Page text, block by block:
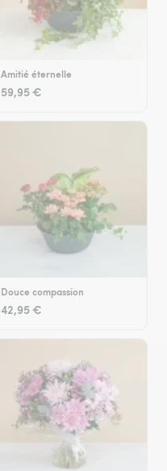
Amitié éternelle
59,95 €
Douce compassion
42,95 €